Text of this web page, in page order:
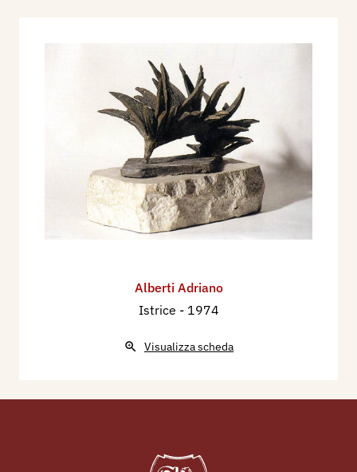
Alberti Adriano
Istrice - 1974
Visualizza scheda